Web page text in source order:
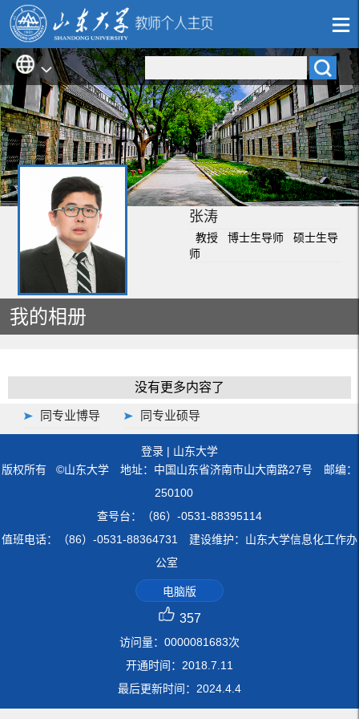
张涛
教授 博士生导师 硕士生导
师
我的相册
没有更多内容了
同专业博导 同专业硕导
登录 | 山东大学
版权所有 ©山东大学 地址：中国山东省济南市山大南路27号 邮编：
250100
查号台：（86）-0531-88395114
值班电话：（86）-0531-88364731 建设维护：山东大学信息化工作办
公室
电脑版
357
访问量： 0000081683次
开通时间： 2018 7 11
最后更新时间： 2024 4 4